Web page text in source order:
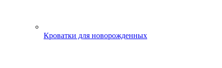
Кроватки для новорожденных